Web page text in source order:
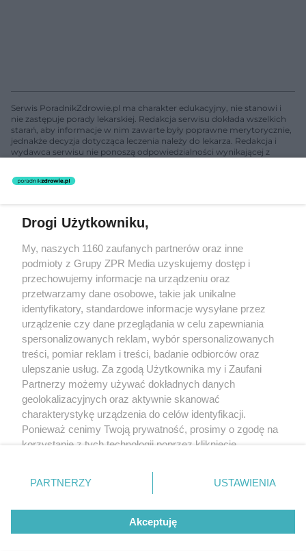
Serwis PoradnikZdrowie.pl ma charakter edukacyjny, nie stanowi i
nie zastępuje porady lekarskiej. Redakcja serwisu dokłada wszelkich
starań, aby informacje w nim zawarte były poprawne merytorycznie,
jednakże decyzja dotycząca leczenia należy do lekarza. Redakcja i
wydawca serwisu nie ponoszą odpowiedzialności wynikającej z
świadczeń zdrowotnych w rozumieniu art. 3 ust 1 ustawy o
rozpowszechniany lub dalej rozpowszechniany w jakikolwiek sposób
(w tym także elektroniczny lub mechaniczny) na jakimkolwiek polu
eksploatacji w jakiejkolwiek formie, włącznie z umieszczaniem w
Internecie bez pisemnej zgody właściciela praw. Jakiekolwiek użycie
lub wykorzystanie utworów w całości lub w części z naruszeniem
prawa, tzn. bez właściwej zgody, jest zabronione pod groźbą kary i
może być ścigane prawnie.
O nas
Informacje prawne
Nasze serwisy
Drogi Użytkowniku,
My, naszych 1160 zaufanych partnerów oraz inne
podmioty z Grupy ZPR Media uzyskujemy dostęp i
przechowujemy informacje na urządzeniu oraz
przetwarzamy dane osobowe, takie jak unikalne
identyfikatory, standardowe informacje wysyłane przez
urządzenie czy dane przeglądania w celu zapewniania
spersonalizowanych reklam, wybór spersonalizowanych
treści, pomiar reklam i treści, badanie odbiorców oraz
ulepszanie usług. Za zgodą Użytkownika my i Zaufani
Partnerzy możemy używać dokładnych danych
geolokalizacyjnych oraz aktywnie skanować
charakterystykę urządzenia do celów identyfikacji.
Ponieważ cenimy Twoją prywatność, prosimy o zgodę na
korzystanie z tych technologii poprzez kliknięcie
zmienić/wycofać klikając przycisk ustawień prywatności
znajdujący się w lewym dolnym rogu strony
rodzaje przetwarzania danych nie wymagają zgody
użytkownika, ale masz prawo sprzeciwić się takiemu
przetwarzaniu. Preferencje będą miały zastosowanie tylko
PARTNERZY USTAWIENIA
Akceptuję